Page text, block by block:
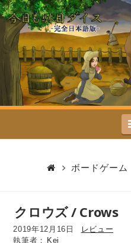
今
日
も
駄
目
イ
ス
ボードゲーム
クロウズ / Crows
2019年12月16日
レビュー
Kei